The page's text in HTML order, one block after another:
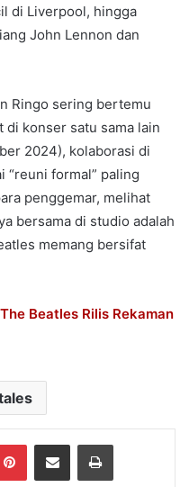
di Liverpool, hingga
John Lennon dan
Ringo sering bertemu
di konser satu sama lain
2024), kolaborasi di
“reuni formal” paling
penggemar, melihat
bersama di studio adalah
memang bersifat
Beatles Rilis Rekaman
PinterestShare via Email Print